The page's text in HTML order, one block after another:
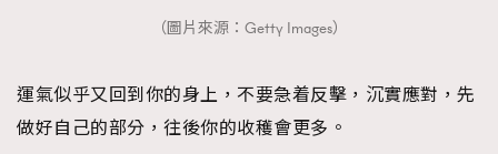
（圖片來源：Getty Images）
運氣似乎又回到你的身上，不要急着反擊，沉實應對，先
做好自己的部分，往後你的收穫會更多。